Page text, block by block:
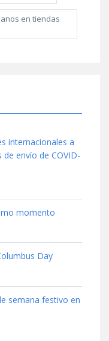
en tiendas
internacionales a
envío de COVID-
momento
Day
semana festivo en